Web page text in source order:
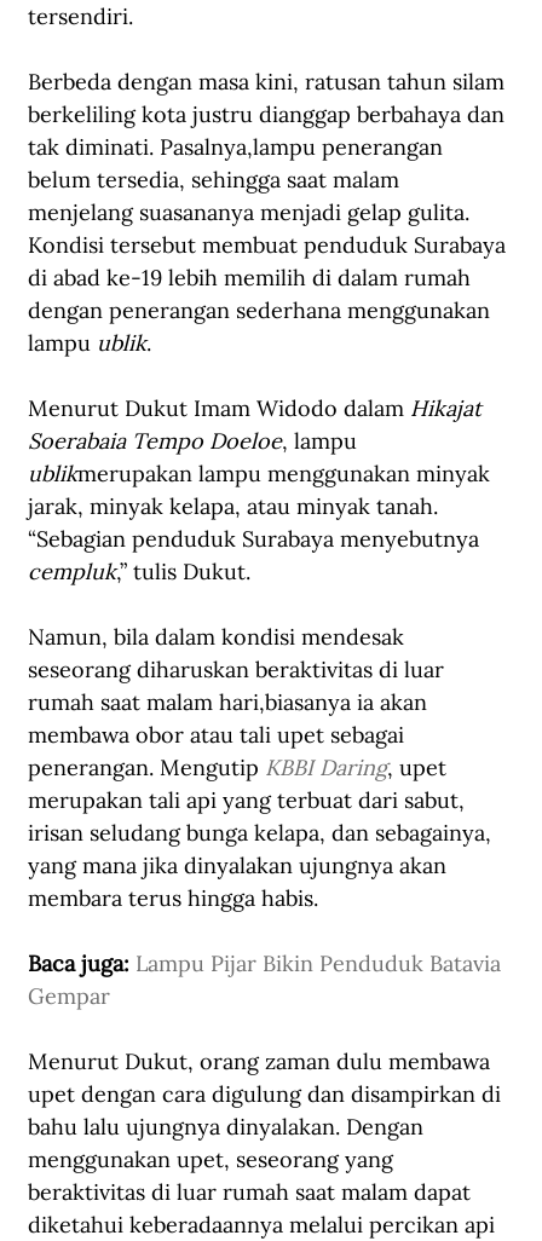
tersendiri.
Berbeda dengan masa kini, ratusan tahun silam
berkeliling kota justru dianggap berbahaya dan
tak diminati. Pasalnya,lampu penerangan
belum tersedia, sehingga saat malam
menjelang suasananya menjadi gelap gulita.
Kondisi tersebut membuat penduduk Surabaya
di abad ke-19 lebih memilih di dalam rumah
dengan penerangan sederhana menggunakan
lampu ublik.
Menurut Dukut Imam Widodo dalam Hikajat
Soerabaia Tempo Doeloe, lampu
ublikmerupakan lampu menggunakan minyak
jarak, minyak kelapa, atau minyak tanah.
“Sebagian penduduk Surabaya menyebutnya
cempluk,” tulis Dukut.
Namun, bila dalam kondisi mendesak
seseorang diharuskan beraktivitas di luar
rumah saat malam hari,biasanya ia akan
membawa obor atau tali upet sebagai
penerangan. Mengutip KBBI Daring, upet
merupakan tali api yang terbuat dari sabut,
irisan seludang bunga kelapa, dan sebagainya,
yang mana jika dinyalakan ujungnya akan
membara terus hingga habis.
Baca juga: Lampu Pijar Bikin Penduduk Batavia
Gempar
Menurut Dukut, orang zaman dulu membawa
upet dengan cara digulung dan disampirkan di
bahu lalu ujungnya dinyalakan. Dengan
menggunakan upet, seseorang yang
beraktivitas di luar rumah saat malam dapat
diketahui keberadaannya melalui percikan api